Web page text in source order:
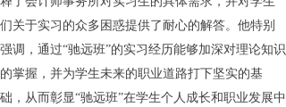
们关于实习的众多困惑提供了耐心的解答。他特别
强调，通过“驰远班”的实习经历能够加深对理论知识
的掌握，并为学生未来的职业道路打下坚实的基
础，从而彰显“驰远班”在学生个人成长和职业发展中